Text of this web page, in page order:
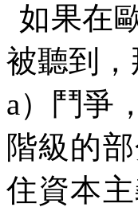
如果在
被聽到
a）鬥爭
階級的
住資本